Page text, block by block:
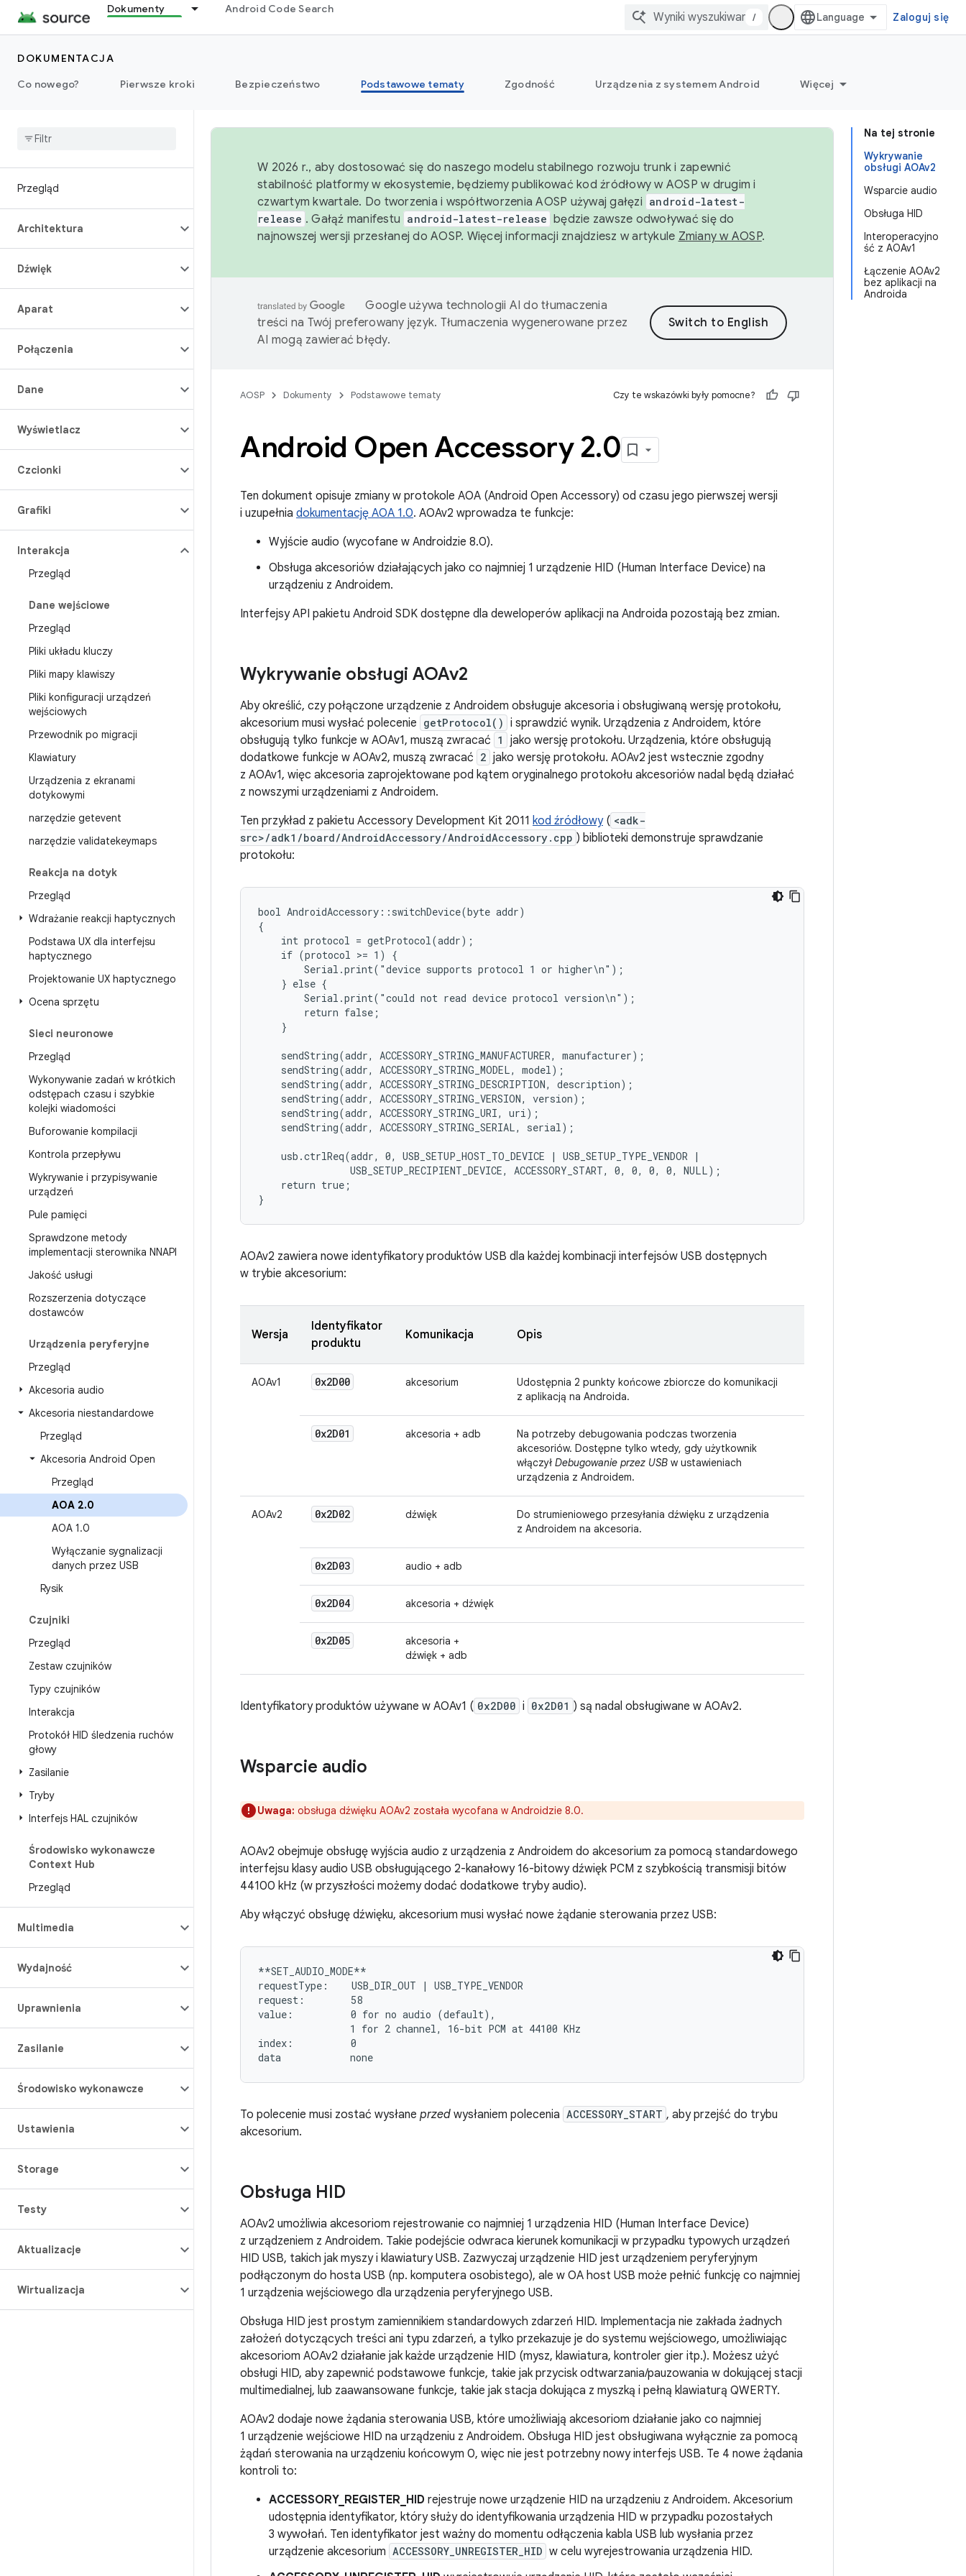
Dokumenty Android Code Search
/ Zaloguj się
DOKUMENTACJA
Co nowego?
Pierwsze kroki Bezpieczeństwo Podstawowe tematy Zgodność Urządzenia z systemem Android Więcej
Przegląd
Architektura
Dźwięk
Aparat
Połączenia
Dane
Wyświetlacz
Czcionki
Grafiki
Interakcja
Przegląd
Dane wejściowe
Przegląd
Pliki układu kluczy
Pliki mapy klawiszy
Pliki konfiguracji urządzeń
wejściowych
Przewodnik po migracji
Klawiatury
Urządzenia z ekranami
dotykowymi
narzędzie getevent
narzędzie validatekeymaps
Reakcja na dotyk
Przegląd
Wdrażanie reakcji haptycznych
Podstawa UX dla interfejsu
haptycznego
Projektowanie UX haptycznego
Ocena sprzętu
Sieci neuronowe
Przegląd
Wykonywanie zadań w krótkich
odstępach czasu i szybkie
kolejki wiadomości
Buforowanie kompilacji
Kontrola przepływu
Wykrywanie i przypisywanie
urządzeń
Pule pamięci
Sprawdzone metody
implementacji sterownika NNAPI
Jakość usługi
Rozszerzenia dotyczące
dostawców
Urządzenia peryferyjne
Przegląd
Akcesoria audio
Akcesoria niestandardowe
Przegląd
Akcesoria Android Open
Przegląd
AOA 2.0
AOA 1.0
Wyłączanie sygnalizacji
danych przez USB
Rysik
Czujniki
Przegląd
Zestaw czujników
Typy czujników
Interakcja
Protokół HID śledzenia ruchów
głowy
Zasilanie
Tryby
Interfejs HAL czujników
Środowisko wykonawcze
Context Hub
Przegląd
Multimedia
Wydajność
Uprawnienia
Zasilanie
Środowisko wykonawcze
Ustawienia
Storage
Testy
Aktualizacje
Wirtualizacja
Na tej stronie
Wykrywanie
obsługi AOAv2
Wsparcie audio
Obsługa HID
Interoperacyjno
ść z AOAv1
Łączenie AOAv2
bez aplikacji na
Androida
W 2026 r., aby dostosować się do naszego modelu stabilnego rozwoju trunk i zapewnić
stabilność platformy w ekosystemie, będziemy publikować kod źródłowy w AOSP w drugim i
czwartym kwartale. Do tworzenia i współtworzenia AOSP używaj gałęzi android-latest-
release . Gałąź manifestu android-latest-release będzie zawsze odwoływać się do
najnowszej wersji przesłanej do AOSP. Więcej informacji znajdziesz w artykule Zmiany w AOSP.
Google używa technologii AI do tłumaczenia
treści na Twój preferowany język. Tłumaczenia wygenerowane przez
AI mogą zawierać błędy.
AOSP Dokumenty Podstawowe tematy Czy te wskazówki były pomocne?
Android Open Accessory 2.0
Ten dokument opisuje zmiany w protokole AOA (Android Open Accessory) od czasu jego pierwszej wersji
i uzupełnia dokumentację AOA 1.0. AOAv2 wprowadza te funkcje:
Wyjście audio (wycofane w Androidzie 8.0).
Obsługa akcesoriów działających jako co najmniej 1 urządzenie HID (Human Interface Device) na
urządzeniu z Androidem.
Interfejsy API pakietu Android SDK dostępne dla deweloperów aplikacji na Androida pozostają bez zmian.
Wykrywanie obsługi AOAv2
Aby określić, czy połączone urządzenie z Androidem obsługuje akcesoria i obsługiwaną wersję protokołu,
akcesorium musi wysłać polecenie getProtocol() i sprawdzić wynik. Urządzenia z Androidem, które
obsługują tylko funkcje w AOAv1, muszą zwracać 1
jako wersję protokołu. Urządzenia, które obsługują
dodatkowe funkcje w AOAv2, muszą zwracać 2 jako wersję protokołu. AOAv2 jest wstecznie zgodny
z AOAv1, więc akcesoria zaprojektowane pod kątem oryginalnego protokołu akcesoriów nadal będą działać
z nowszymi urządzeniami z Androidem.
Ten przykład z pakietu Accessory Development Kit 2011 kod źródłowy( <adk-
src>/adk1/board/AndroidAccessory/AndroidAccessory.cpp ) biblioteki demonstruje sprawdzanie
protokołu:
bool AndroidAccessory::switchDevice(byte addr)
{
    int protocol = getProtocol(addr);
    if (protocol >= 1) {
        Serial.print("device supports protocol 1 or higher\n");
    } else {
        Serial.print("could not read device protocol version\n");
        return false;
    }
    sendString(addr, ACCESSORY_STRING_MANUFACTURER, manufacturer);
    sendString(addr, ACCESSORY_STRING_MODEL, model);
    sendString(addr, ACCESSORY_STRING_DESCRIPTION, description);
    sendString(addr, ACCESSORY_STRING_VERSION, version);
    sendString(addr, ACCESSORY_STRING_URI, uri);
    sendString(addr, ACCESSORY_STRING_SERIAL, serial);
    usb.ctrlReq(addr, 0, USB_SETUP_HOST_TO_DEVICE | USB_SETUP_TYPE_VENDOR |
                USB_SETUP_RECIPIENT_DEVICE, ACCESSORY_START, 0, 0, 0, 0, NULL);
    return true;
AOAv2 zawiera nowe identyfikatory produktów USB dla każdej kombinacji interfejsów USB dostępnych
w trybie akcesorium:
Wersja
Identyfikator
produktu
Komunikacja Opis
AOAv1 0x2D00 akcesorium
Udostępnia 2 punkty końcowe zbiorcze do komunikacji
z aplikacją na Androida.
0x2D01 akcesoria + adb
Na potrzeby debugowania podczas tworzenia
akcesoriów. Dostępne tylko wtedy, gdy użytkownik
włączył Debugowanie przez USB w ustawieniach
urządzenia z Androidem.
AOAv2 0x2D02 dźwięk
Do strumieniowego przesyłania dźwięku z urządzenia
z Androidem na akcesoria.
0x2D03 audio + adb
0x2D04 akcesoria + dźwięk
0x2D05
akcesoria +
dźwięk + adb
Identyfikatory produktów używane w AOAv1 ( 0x2D00 i 0x2D01 ) są nadal obsługiwane w AOAv2.
Wsparcie audio
Uwaga: obsługa dźwięku AOAv2 została wycofana w Androidzie 8.0.
AOAv2 obejmuje obsługę wyjścia audio z urządzenia z Androidem do akcesorium za pomocą standardowego
interfejsu klasy audio USB obsługującego 2-kanałowy 16-bitowy dźwięk PCM z szybkością transmisji bitów
44100 kHz (w przyszłości możemy dodać dodatkowe tryby audio).
Aby włączyć obsługę dźwięku, akcesorium musi wysłać nowe żądanie sterowania przez USB:
**SET_AUDIO_MODE**
requestType:    USB_DIR_OUT | USB_TYPE_VENDOR
request:        58
value:          0 for no audio (default),
                1 for 2 channel, 16-bit PCM at 44100 KHz
index:          0
To polecenie musi zostać wysłane przed wysłaniem polecenia ACCESSORY_START , aby przejść do trybu
akcesorium.
Obsługa HID
AOAv2 umożliwia akcesoriom rejestrowanie co najmniej 1 urządzenia HID (Human Interface Device)
z urządzeniem z Androidem. Takie podejście odwraca kierunek komunikacji w przypadku typowych urządzeń
HID USB, takich jak myszy i klawiatury USB. Zazwyczaj urządzenie HID jest urządzeniem peryferyjnym
podłączonym do hosta USB (np. komputera osobistego), ale w OA host USB może pełnić funkcję co najmniej
1 urządzenia wejściowego dla urządzenia peryferyjnego USB.
Obsługa HID jest prostym zamiennikiem standardowych zdarzeń HID. Implementacja nie zakłada żadnych
założeń dotyczących treści ani typu zdarzeń, a tylko przekazuje je do systemu wejściowego, umożliwiając
akcesoriom AOAv2 działanie jak każde urządzenie HID (mysz, klawiatura, kontroler gier itp.). Możesz użyć
obsługi HID, aby zapewnić podstawowe funkcje, takie jak przycisk odtwarzania/pauzowania w dokującej stacji
multimedialnej, lub zaawansowane funkcje, takie jak stacja dokująca z myszką i pełną klawiaturą QWERTY.
AOAv2 dodaje nowe żądania sterowania USB, które umożliwiają akcesoriom działanie jako co najmniej
1 urządzenie wejściowe HID na urządzeniu z Androidem. Obsługa HID jest obsługiwana wyłącznie za pomocą
żądań sterowania na urządzeniu końcowym 0, więc nie jest potrzebny nowy interfejs USB. Te 4 nowe żądania
kontroli to:
ACCESSORY_REGISTER_HID rejestruje nowe urządzenie HID na urządzeniu z Androidem. Akcesorium
udostępnia identyfikator, który służy do identyfikowania urządzenia HID w przypadku pozostałych
3 wywołań. Ten identyfikator jest ważny do momentu odłączenia kabla USB lub wysłania przez
urządzenie akcesorium ACCESSORY_UNREGISTER_HID w celu wyrejestrowania urządzenia HID.